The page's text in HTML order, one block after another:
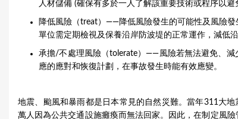
人材儲備 (確保有多於一人了解該重要技術或程序以
降低風險（treat）——降低風險發生的可能性及風險
單位需定期檢視及保養沿岸防波堤的正常運作，減低
承擔/不處理風險（tolerate）——風險若無法避免、減
應的應對和恢復計劃，在事故發生時能有效應變。
地震、颱風和暴雨都是日本常見的自然災難。當年311大
萬人因為公共交通設施癱瘓而無法回家。因此，在制定風